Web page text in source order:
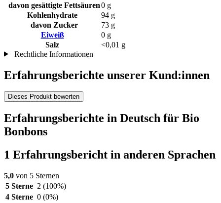
davon gesättigte Fettsäuren0 g
Kohlenhydrate
94 g
davon Zucker
73 g
Eiweiß
0 g
Salz
<0,01 g
Rechtliche Informationen
Erfahrungsberichte unserer Kund:innen
Dieses Produkt bewerten
Erfahrungsberichte in Deutsch für Bio
Bonbons
1 Erfahrungsbericht in anderen Sprachen
5,0 von 5 Sternen
5 Sterne 2 (100%)
4 Sterne 0 (0%)